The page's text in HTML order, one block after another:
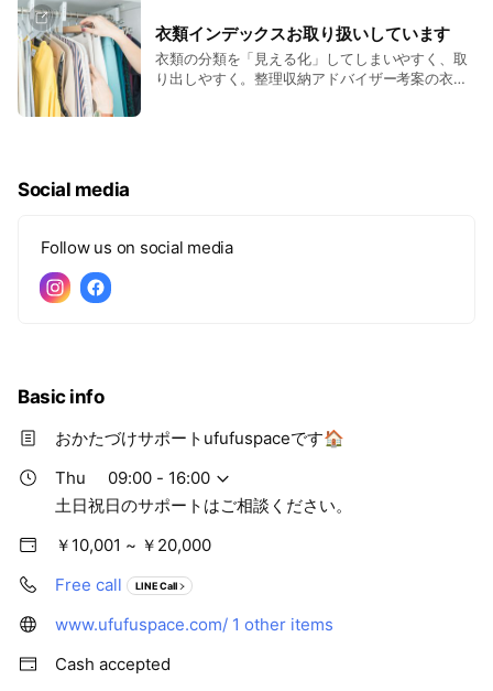
衣類インデックスお取り扱いしています
衣類の分類を「見える化」してしまいやすく、取
り出しやすく。整理収納アドバイザー考案の衣類
Social media
Follow us on social media
Basic info
おかたづけサポートufufuspaceです🏠
Thu
09:00 - 16:00
土日祝日のサポートはご相談ください。
￥10,001 ~ ￥20,000
Free call
LINE Call
www.ufufuspace.com/ 1 other items
Cash accepted